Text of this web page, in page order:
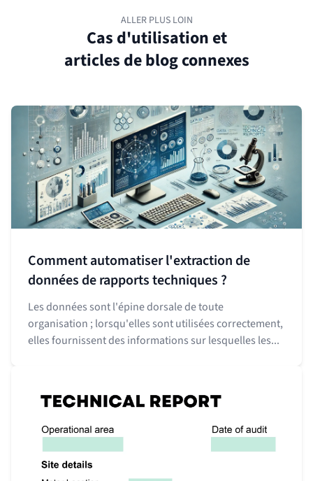
ALLER PLUS LOIN
Cas d'utilisation et
articles de blog connexes
Comment automatiser l'extraction de
données de rapports techniques ?
Les données sont l'épine dorsale de toute
organisation ; lorsqu'elles sont utilisées correctement,
elles fournissent des informations sur lesquelles les...